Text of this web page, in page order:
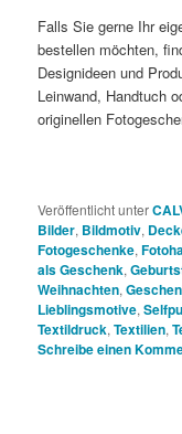
Falls Sie gerne Ihr
bestellen möchten,
Designideen und
Leinwand, Handtuch
originellen
Veröffentlicht unter
Bilder, Bildmotiv,
Fotogeschenke,
als Geschenk,
Weihnachten,
Lieblingsmotive,
Textildruck,Textilien,
Schreibe einen